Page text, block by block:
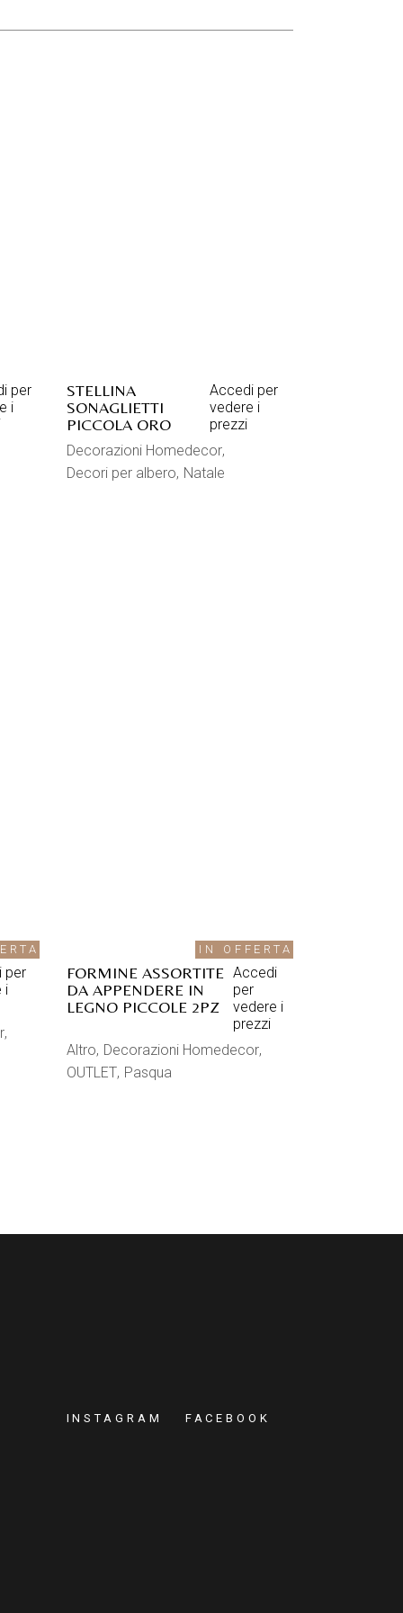
per
i
STELLINA
SONAGLIETTI
PICCOLA ORO
Accedi per
vedere i
prezzi
Decorazioni Homedecor
Decori per albero Natale
per
i
IN OFFERTA
FORMINE ASSORTITE
DA APPENDERE IN
LEGNO PICCOLE 2PZ
Accedi
per
vedere i
prezzi
Altro Decorazioni Homedecor
OUTLET Pasqua
INSTAGRAM FACEBOOK